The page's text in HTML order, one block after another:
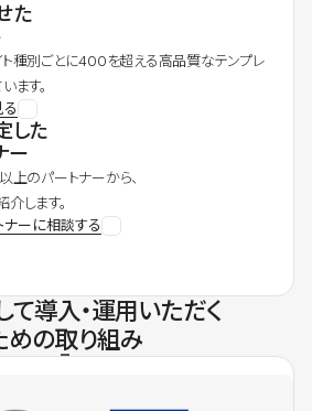
た
ト種別ごとに400を超える高品質なテンプレ
ます。
した
ー
のパートナーから、
します。
ナーに相談する
て導入・運用いただく
めの取り組み